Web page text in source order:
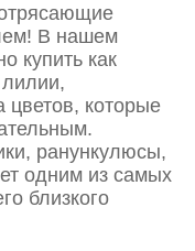
В нашем
купить как
цветов, которые
ранункулюсы,
одним из самых
близкого